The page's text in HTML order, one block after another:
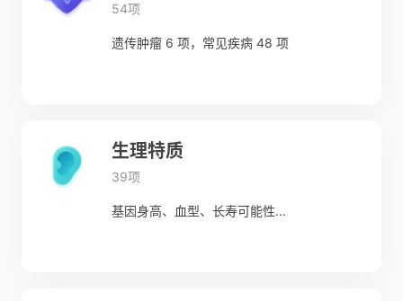
54项
遗传肿瘤 6 项，常见疾病 48 项
生理特质
39项
基因身高、血型、长寿可能性...